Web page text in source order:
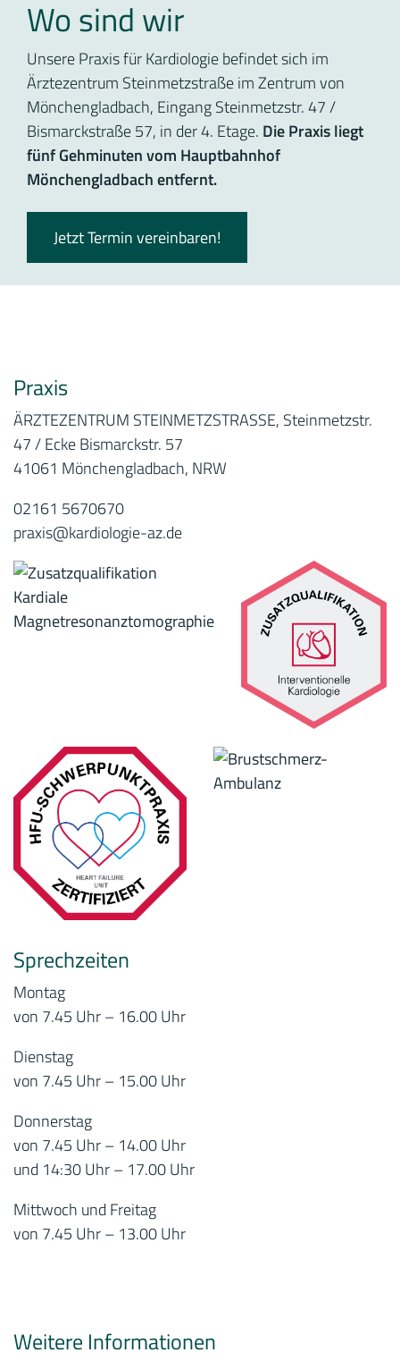
Wo sind wir
Unsere Praxis für Kardiologie befindet sich im
Ärztezentrum Steinmetzstraße im Zentrum von
Mönchengladbach, Eingang Steinmetzstr. 47 /
Bismarckstraße 57, in der 4. Etage. Die Praxis liegt
fünf Gehminuten vom Hauptbahnhof
Mönchengladbach entfernt.
Jetzt Termin vereinbaren!
Praxis
ÄRZTEZENTRUM STEINMETZSTRASSE, Steinmetzstr.
47 / Ecke Bismarckstr. 57
41061 Mönchengladbach, NRW
02161 5670670
praxis@kardiologie-az.de
Sprechzeiten
Montag
von 7.45 Uhr – 16.00 Uhr
Dienstag
von 7.45 Uhr – 15.00 Uhr
Donnerstag
von 7.45 Uhr – 14.00 Uhr
und 14:30 Uhr – 17.00 Uhr
Mittwoch und Freitag
von 7.45 Uhr – 13.00 Uhr
Weitere Informationen